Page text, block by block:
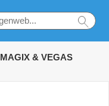
MAGIX & VEGAS